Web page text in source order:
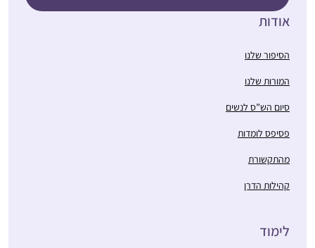
אודות
הסיפור שלנו
המורות שלנו
סיום הש”ס לנשים
פסיפס לומדות
מהתקשורת
קהילות הדרן
לימוד